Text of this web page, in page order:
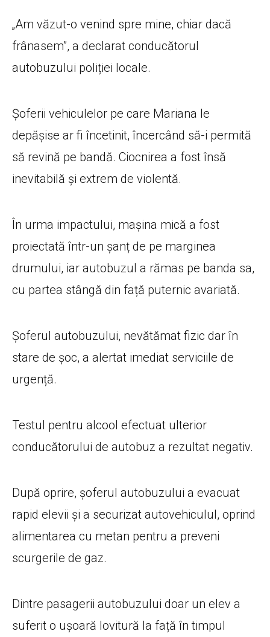
„Am văzut-o venind spre mine, chiar dacă
frânasem”, a declarat conducătorul
autobuzului poliției locale.
Șoferii vehiculelor pe care Mariana le
depășise ar fi încetinit, încercând să-i permită
să revină pe bandă. Ciocnirea a fost însă
inevitabilă și extrem de violentă.
În urma impactului, mașina mică a fost
proiectată într-un șanț de pe marginea
drumului, iar autobuzul a rămas pe banda sa,
cu partea stângă din față puternic avariată.
Șoferul autobuzului, nevătămat fizic dar în
stare de șoc, a alertat imediat serviciile de
urgență.
Testul pentru alcool efectuat ulterior
conducătorului de autobuz a rezultat negativ.
După oprire, șoferul autobuzului a evacuat
rapid elevii și a securizat autovehiculul, oprind
alimentarea cu metan pentru a preveni
scurgerile de gaz.
Dintre pasagerii autobuzului doar un elev a
suferit o ușoară lovitură la față în timpul